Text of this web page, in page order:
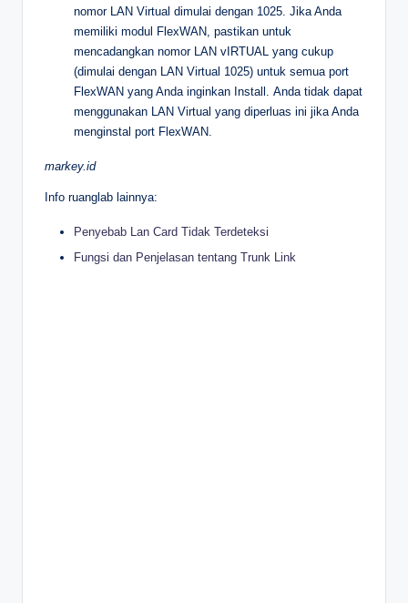
nomor LAN Virtual dimulai dengan 1025. Jika Anda
memiliki modul FlexWAN, pastikan untuk
mencadangkan nomor LAN vIRTUAL yang cukup
(dimulai dengan LAN Virtual 1025) untuk semua port
FlexWAN yang Anda inginkan Install. Anda tidak dapat
menggunakan LAN Virtual yang diperluas ini jika Anda
menginstal port FlexWAN.
markey.id
Info ruanglab lainnya:
Penyebab Lan Card Tidak Terdeteksi
Fungsi dan Penjelasan tentang Trunk Link